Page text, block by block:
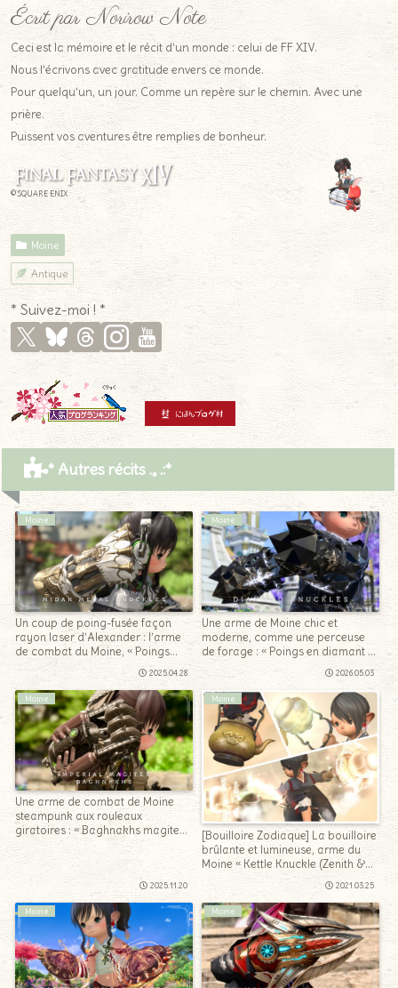
Écrit par Norirow Note
Ceci est la mémoire et le récit d’un monde : celui de FF XIV.
Nous l’écrivons avec gratitude envers ce monde.
Pour quelqu’un, un jour. Comme un repère sur le chemin. Avec une
prière.
Puissent vos aventures être remplies de bonheur.
© SQUARE ENIX
Moine
Antique
Moine
Un coup de poing-fusée façon
rayon laser d’Alexander : l’arme
de combat du Moine, « Poings
2025.04.28
Moine
Une arme de Moine chic et
moderne, comme une perceuse
de forage : « Poings en diamant »
– Sigmastice v4.0 (sadique)
2026.05.03
Moine
Une arme de combat de Moine
steampunk aux rouleaux
giratoires : « Baghnakhs magitek
2025.11.20
Moine
[Bouilloire Zodiaque] La bouilloire
brûlante et lumineuse, arme du
Moine « Kettle Knuckle (Zenith &
2021.03.25
Moine Moine